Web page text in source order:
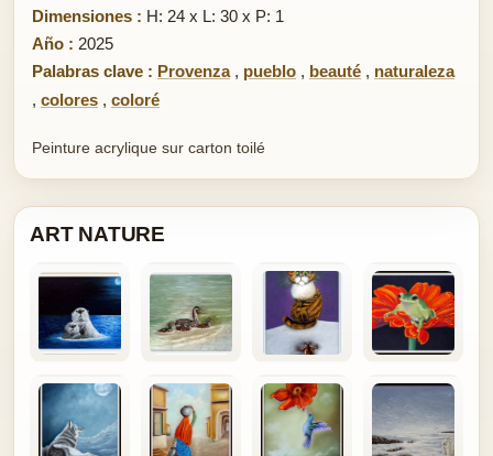
Dimensiones : H: 24 x L: 30 x P: 1
Año : 2025
Palabras clave : Provenza, pueblo , beauté , naturaleza
, colores , coloré
Peinture acrylique sur carton toilé
ART NATURE